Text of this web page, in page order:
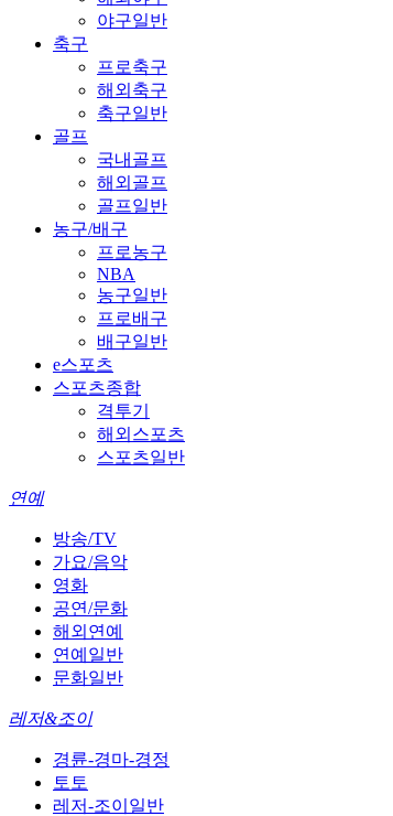
야구일반
축구
프로축구
해외축구
축구일반
골프
국내골프
해외골프
골프일반
농구/배구
프로농구
NBA
농구일반
프로배구
배구일반
e스포츠
스포츠종합
격투기
해외스포츠
스포츠일반
연예
방송/TV
가요/음악
영화
공연/문화
해외연예
연예일반
문화일반
레저&조이
경륜-경마-경정
토토
레저-조이일반